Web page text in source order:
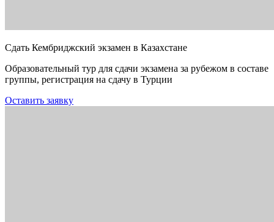
Сдать Кембриджский экзамен в Казахстане
Образовательный тур для сдачи экзамена за рубежом в составе
группы, регистрация на сдачу в Турции
Оставить заявку